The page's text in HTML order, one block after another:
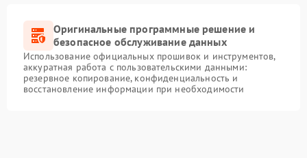
Оригинальные программные решение и
безопасное обслуживание данных
Использование официальных прошивок и инструментов,
аккуратная работа с пользовательскими данными:
резервное копирование, конфиденциальность и
восстановление информации при необходимости